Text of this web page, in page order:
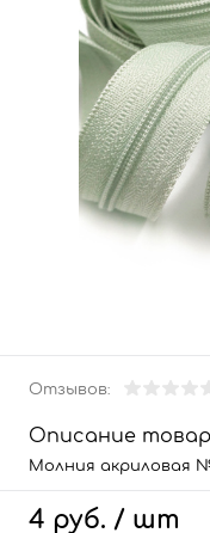
Отзывов:
Описание
Молния акриловая
4 руб. / шт